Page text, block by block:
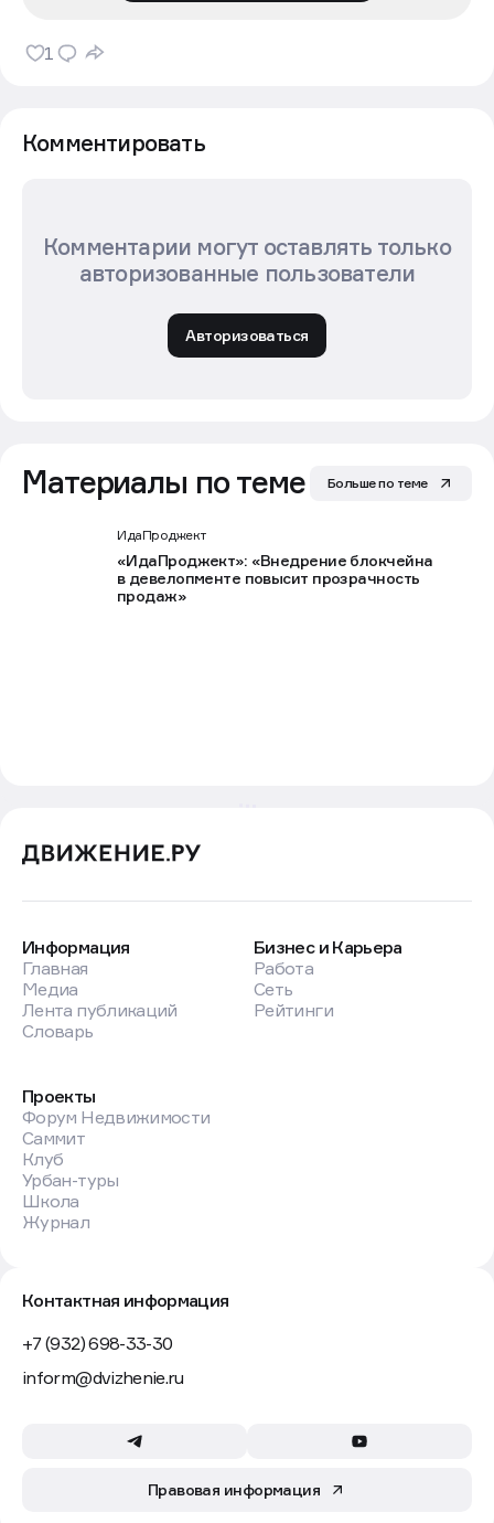
1
Комментировать
Комментарии могут оставлять только
авторизованные пользователи
Авторизоваться
Материалы по теме Больше по теме
ИдаПроджект
«ИдаПроджект»: «Внедрение блокчейна
в девелопменте повысит прозрачность
продаж»
Информация
Главная
Медиа
Лента публикаций
Словарь
Бизнес и Карьера
Работа
Сеть
Рейтинги
Проекты
Форум Недвижимости
Саммит
Клуб
Урбан-туры
Школа
Журнал
Контактная информация
+7 (932) 698-33-30
inform@dvizhenie.ru
Правовая информация